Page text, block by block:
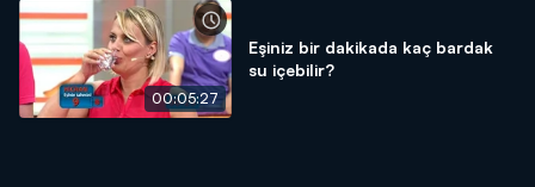
00:05:27
Eşiniz bir dakikada kaç bardak
su içebilir?